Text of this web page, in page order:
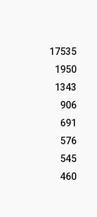
17535
1950
1343
906
691
576
545
460